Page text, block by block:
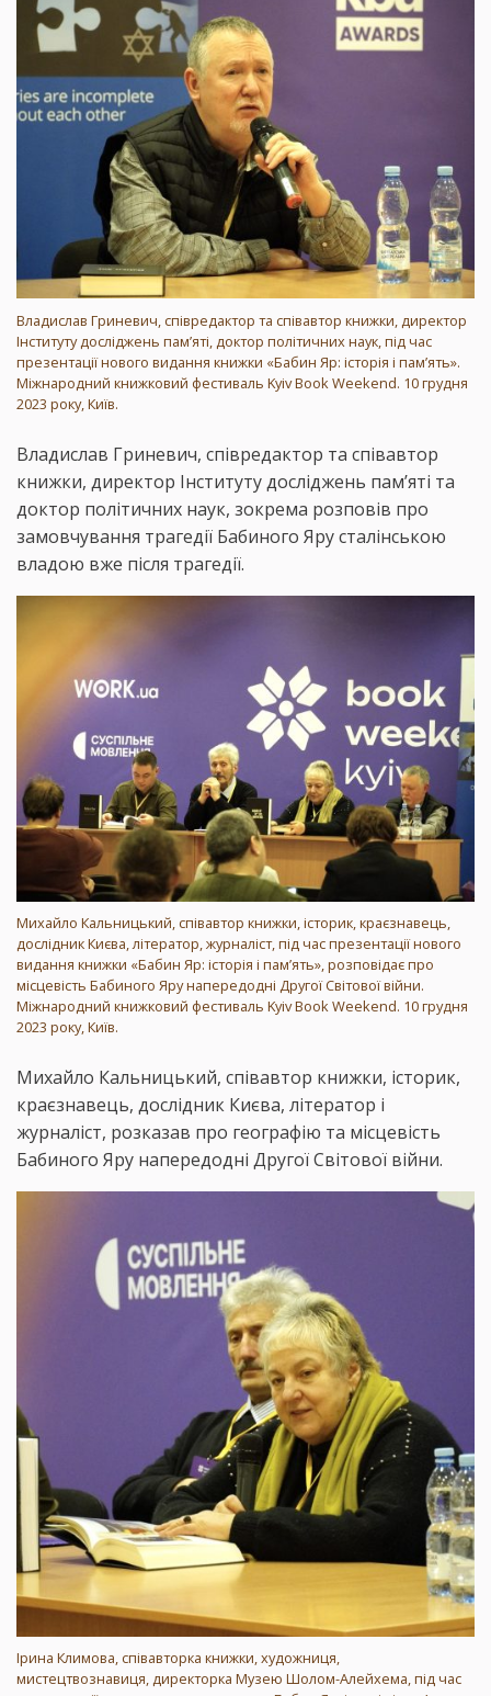
Владислав Гриневич, співредактор та співавтор книжки, директор
Інституту досліджень пам’яті, доктор політичних наук, під час
презентації нового видання книжки «Бабин Яр: історія і пам’ять».
Міжнародний книжковий фестиваль Kyiv Book Weekend. 10 грудня
2023 року, Київ.
Владислав Гриневич, співредактор та співавтор
книжки, директор Інституту досліджень пам’яті та
доктор політичних наук, зокрема розповів про
замовчування трагедії Бабиного Яру сталінською
владою вже після трагедії.
Михайло Кальницький, співавтор книжки, історик, краєзнавець,
дослідник Києва, літератор, журналіст, під час презентації нового
видання книжки «Бабин Яр: історія і пам’ять», розповідає про
місцевість Бабиного Яру напередодні Другої Світової війни.
Міжнародний книжковий фестиваль Kyiv Book Weekend. 10 грудня
2023 року, Київ.
Михайло Кальницький, співавтор книжки, історик,
краєзнавець, дослідник Києва, літератор і
журналіст, розказав про географію та місцевість
Бабиного Яру напередодні Другої Світової війни.
Ірина Климова, співавторка книжки, художниця,
мистецтвознавиця, директорка Музею Шолом-Алейхема, під час